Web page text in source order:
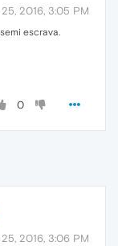
2016, 3:05 PM
escrava.
0
2016, 3:06 PM